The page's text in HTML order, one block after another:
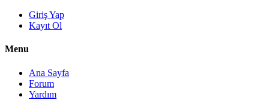
Giriş Yap
Kayıt Ol
Menu
Ana Sayfa
Forum
Yardım